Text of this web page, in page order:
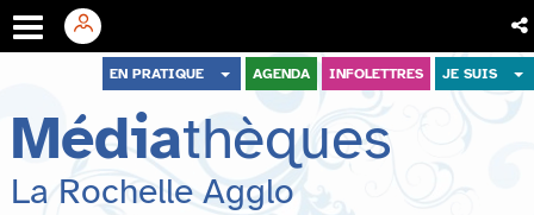
menu
contenu
recherche
EN PRATIQUE AGENDA INFOLETTRES JE SUIS
Médiathèques
La Rochelle Agglo